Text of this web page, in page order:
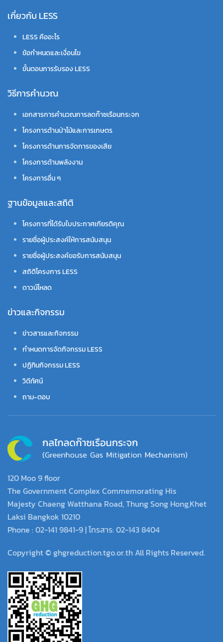
เกี่ยวกับ LESS
LESS คืออะไร
ข้อกำหนดและเงื่อนไข
ขั้นตอนการรับรอง LESS
วิธีการคำนวณ
เอกสารการคำนวณการลดก๊าซเรือนกระจก
โครงการด้านป่าไม้และการเกษตร
โครงการด้านการจัดการของเสีย
โครงการด้านพลังงาน
โครงการอื่น ๆ
ฐานข้อมูลและสถิติ
โครงการที่ได้รับใบประกาศเกียรติคุณ
รายชื่อผู้ประสงค์ให้การสนับสนุน
รายชื่อผู้ประสงค์ขอรับการสนับสนุน
สถิติโครงการ LESS
ดาวน์โหลด
ข่าวและกิจกรรม
ข่าวสารและกิจกรรม
กำหนดการจัดกิจกรรม LESS
ปฏิทินกิจกรรม LESS
วิดีทัศน์
ถาม-ตอบ
120 Moo 9 floor
The Government Complex Commemorating His
Majesty Chaeng Watthana Road, Thung Song Hong,Khet
Laksi Bangkok 10210
Phone : 02-141 9841-9 | โทรสาร: 02-143 8404
Copyright © ghgreduction.tgo.or.th All Rights Reserved.